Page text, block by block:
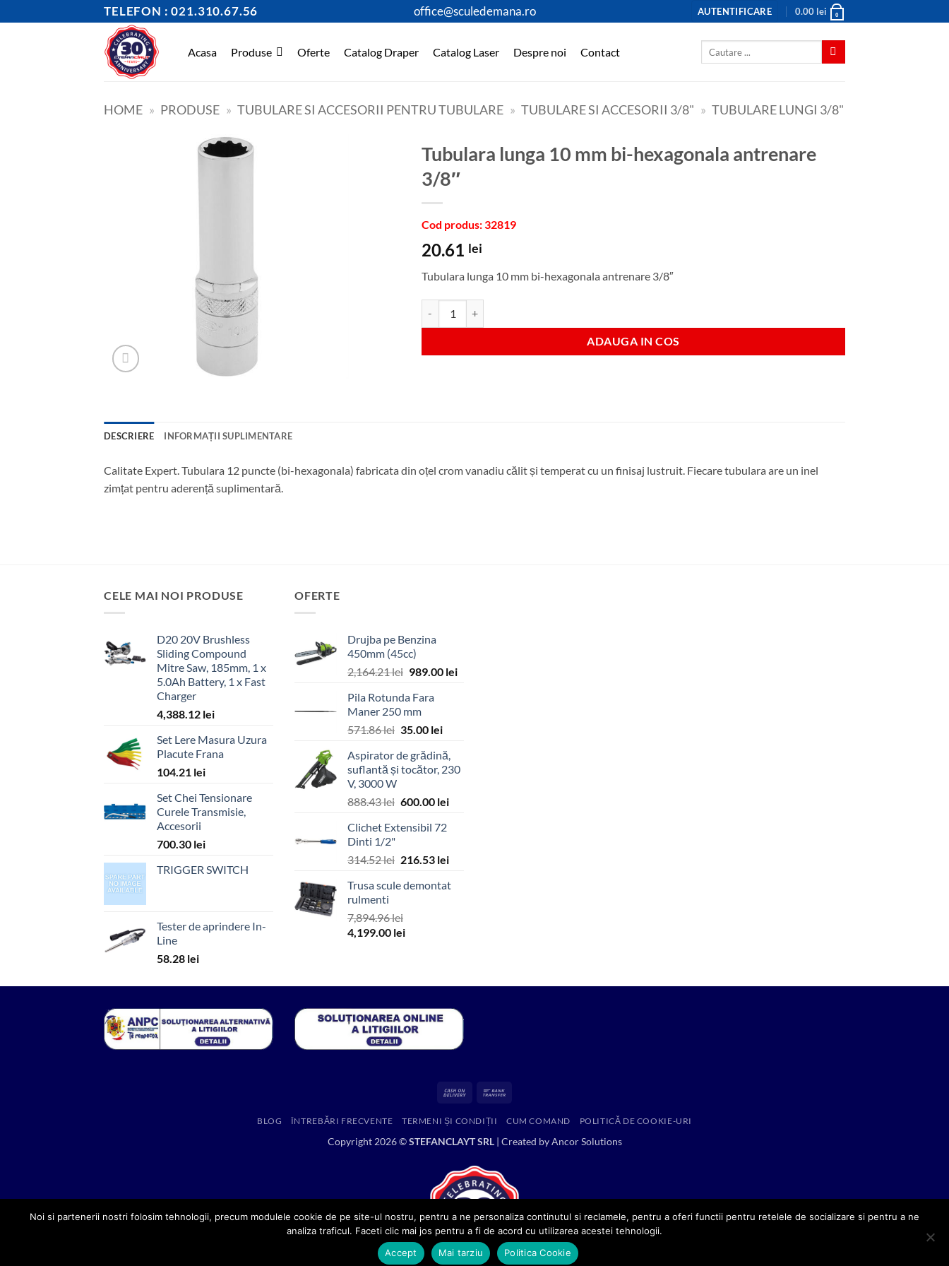
to
TELEFON : 021.310.67.56 office@sculedemana.ro AUTENTIFICARE 0.00 lei 0
Acasa Produse Oferte Catalog Draper Catalog Laser Despre noi Contact
HOME » PRODUSE » TUBULARE SI ACCESORII PENTRU TUBULARE » TUBULARE SI ACCESORII 3/8" » TUBULARE LUNGI 3/8"
Tubulara lunga 10 mm bi-hexagonala antrenare
3/8″
Cod produs: 32819
20.61 lei
Tubulara lunga 10 mm bi-hexagonala antrenare 3/8″
ADAUGA IN COS
DESCRIERE INFORMAȚII SUPLIMENTARE
Calitate Expert. Tubulara 12 puncte (bi-hexagonala) fabricata din oțel crom vanadiu călit și temperat cu un finisaj lustruit. Fiecare tubulara are un inel
zimțat pentru aderență suplimentară.
CELE MAI NOI PRODUSE
D20 20V Brushless
Sliding Compound
Mitre Saw, 185mm, 1 x
5.0Ah Battery, 1 x Fast
Charger
4,388.12 lei
Set Lere Masura Uzura
Placute Frana
104.21 lei
Set Chei Tensionare
Curele Transmisie,
Accesorii
700.30 lei
TRIGGER SWITCH
Tester de aprindere In-
Line
58.28 lei
OFERTE
Drujba pe Benzina
450mm (45cc)
2,164.21lei Prețul
a
fost:
2,164.21 lei.
989.00 leiPrețul
Pila Rotunda Fara
Maner 250 mm
571.86lei Prețul
a
fost:
35.00 leiPrețul
este:
35.00 lei.
Aspirator de grădină,
suflantă și tocător, 230
V, 3000 W
888.43lei Prețul
a
888.43 lei.
600.00 leiPrețul
Clichet Extensibil 72
Dinti 1/2"
314.52lei Prețul
a
314.52 lei.
216.53 leiPrețul
este:
Trusa scule demontat
rulmenti
7,894.96lei
Prețul
7,894.96 lei.
4,199.00 leiPrețul
Cash
Delivery
BLOG ÎNTREBĂRI FRECVENTE TERMENI ȘI CONDIȚII CUM COMAND POLITICĂ DE COOKIE-URI
Copyright 2026 ©STEFANCLAYT SRL| Created byAncor Solutions
Noi si partenerii nostri folosim tehnologii, precum modulele cookie de pe site-ul nostru, pentru a ne personaliza continutul si reclamele, pentru a oferi functii pentru retelele de socializare si pentru a ne
analiza traficul. Faceti clic mai jos pentru a fi de acord cu utilizarea acestei tehnologii.
Accept
Mai tarziu Politica Cookie